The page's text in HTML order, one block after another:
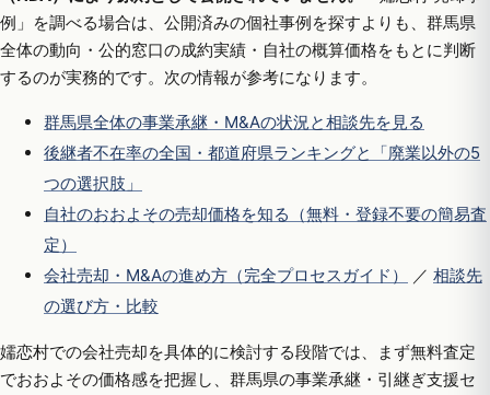
例」を調べる場合は、公開済みの個社事例を探すよりも、群馬県
全体の動向・公的窓口の成約実績・自社の概算価格をもとに判断
するのが実務的です。次の情報が参考になります。
群馬県全体の事業承継・M&Aの状況と相談先を見る
後継者不在率の全国・都道府県ランキングと「廃業以外の5
つの選択肢」
自社のおおよその売却価格を知る（無料・登録不要の簡易査
定）
会社売却・M&Aの進め方（完全プロセスガイド）
／ 相談先
の選び方・比較
嬬恋村での会社売却を具体的に検討する段階では、まず無料査定
でおおよその価格感を把握し、群馬県の事業承継・引継ぎ支援セ